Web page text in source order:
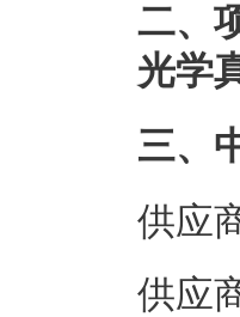
二、
光学
三、
供应
供应